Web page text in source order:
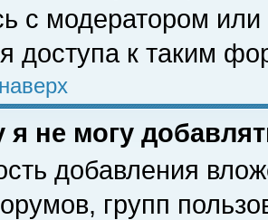
с модератором
доступа к таким
я не могу
добавления
групп